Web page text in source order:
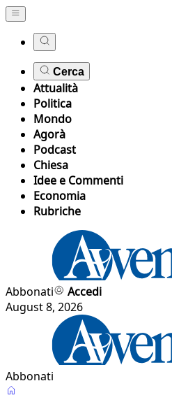
Cerca
Attualità
Politica
Mondo
Agorà
Podcast
Chiesa
Idee e Commenti
Economia
Rubriche
Abbonati
Accedi
August 8, 2026
Abbonati